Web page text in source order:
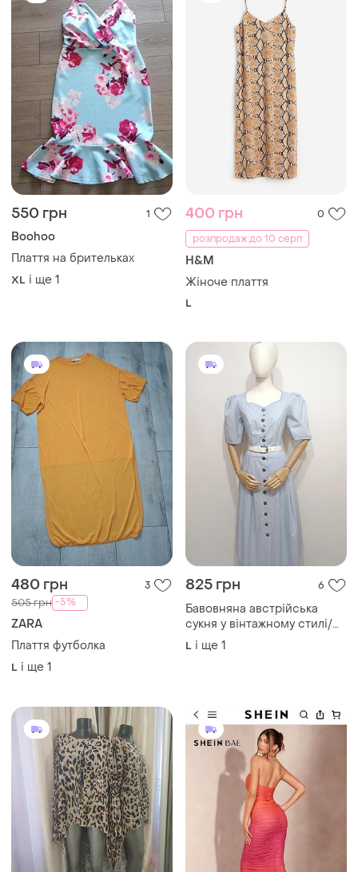
550 грн 1
Boohoo
Плаття на брительках
XL і ще 1
400 грн
0
розпродаж до 10 серп
H&M
Жіноче плаття
L
480 грн 3
505 грн -5%
ZARA
Плаття футболка
L і ще 1
825 грн 6
Бавовняна австрійська
сукня у вінтажному стилі/
плаття міді на гудзиках
L і ще 1